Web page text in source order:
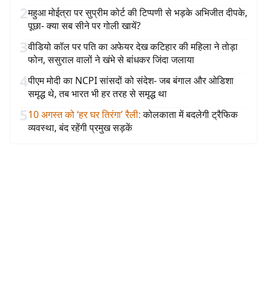
2महुआ मोईत्रा पर सुप्रीम कोर्ट की टिप्पणी से भड़के अभिजीत दीपके,
पूछा- क्या सब सीने पर गोली खायें?
3वीडियो कॉल पर पति का अफेयर देख कटिहार की महिला ने तोड़ा
फोन, ससुराल वालों ने खंभे से बांधकर जिंदा जलाया
4पीएम मोदी का NCPI सांसदों को संदेश- जब बंगाल और ओडिशा
समृद्ध थे, तब भारत भी हर तरह से समृद्ध था
510 अगस्त को ‘हर घर तिरंगा’ रैली: कोलकाता में बदलेगी ट्रैफिक
व्यवस्था, बंद रहेंगी प्रमुख सड़कें